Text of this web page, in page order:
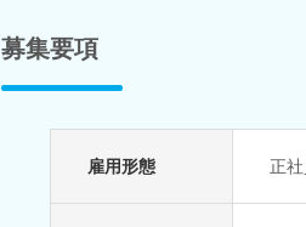
募集要項
雇用形態 正